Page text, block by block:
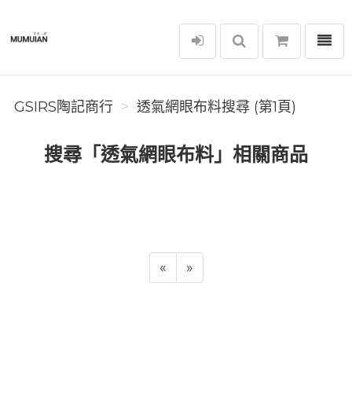
GSIRS陶記商行
選單
GSIRS陶記商行 透氣網眼布料搜尋 (第1頁)
搜尋「透氣網眼布料」相關商品
« »